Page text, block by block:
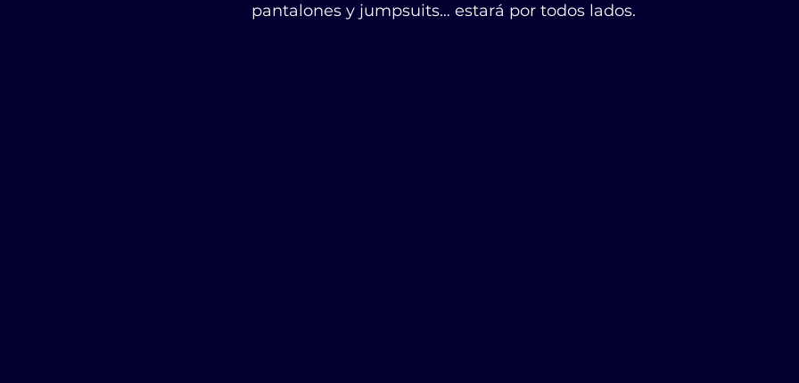
pantalones y jumpsuits… estará por todos lados.